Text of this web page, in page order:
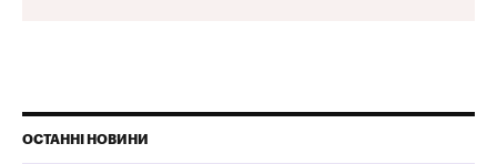
ОСТАННІ НОВИНИ